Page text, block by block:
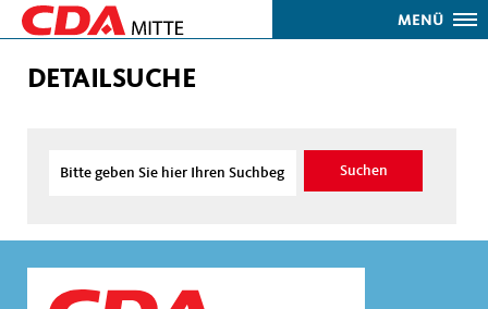
MENÜ
DETAILSUCHE